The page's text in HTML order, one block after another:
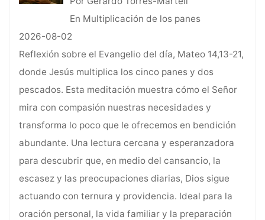
En Multiplicación de los panes
2026-08-02
Reflexión sobre el Evangelio del día, Mateo 14,13-21,
donde Jesús multiplica los cinco panes y dos
pescados. Esta meditación muestra cómo el Señor
mira con compasión nuestras necesidades y
transforma lo poco que le ofrecemos en bendición
abundante. Una lectura cercana y esperanzadora
para descubrir que, en medio del cansancio, la
escasez y las preocupaciones diarias, Dios sigue
actuando con ternura y providencia. Ideal para la
oración personal, la vida familiar y la preparación